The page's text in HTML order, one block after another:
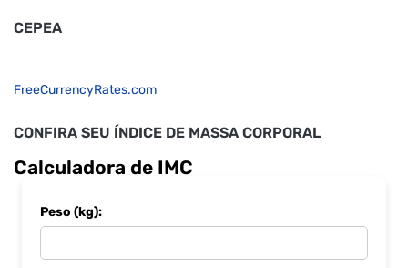
CEPEA
FreeCurrencyRates.com
CONFIRA SEU ÍNDICE DE MASSA CORPORAL
Calculadora de IMC
Peso (kg):